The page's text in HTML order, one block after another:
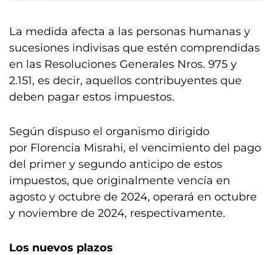
La medida afecta a las personas humanas y
sucesiones indivisas que estén comprendidas
en las Resoluciones Generales Nros. 975 y
2.151, es decir, aquellos contribuyentes que
deben pagar estos impuestos.
Según dispuso el organismo dirigido
por Florencia Misrahi, el vencimiento del pago
del primer y segundo anticipo de estos
impuestos, que originalmente vencía en
agosto y octubre de 2024, operará en octubre
y noviembre de 2024, respectivamente.
Los nuevos plazos